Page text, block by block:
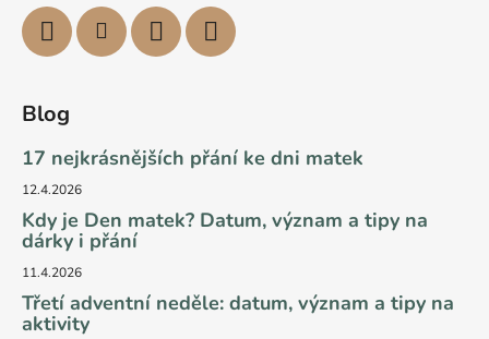
Blog
17 nejkrásnějších přání ke dni matek
12.4.2026
Kdy je Den matek? Datum, význam a tipy na
dárky i přání
11.4.2026
Třetí adventní neděle: datum, význam a tipy na
aktivity